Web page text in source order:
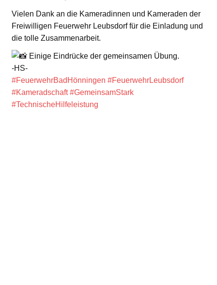
Vielen Dank an die Kameradinnen und Kameraden der
Freiwilligen Feuerwehr Leubsdorf für die Einladung und
die tolle Zusammenarbeit.
Einige Eindrücke der gemeinsamen Übung.
-HS-
#FeuerwehrBadHönningen #FeuerwehrLeubsdorf
#Kameradschaft #GemeinsamStark
#TechnischeHilfeleistung